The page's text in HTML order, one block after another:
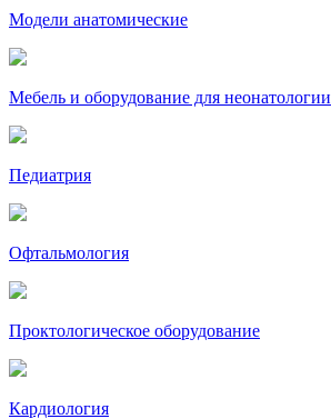
Модели анатомические
Мебель и оборудование для неонатологии
Педиатрия
Офтальмология
Проктологическое оборудование
Кардиология